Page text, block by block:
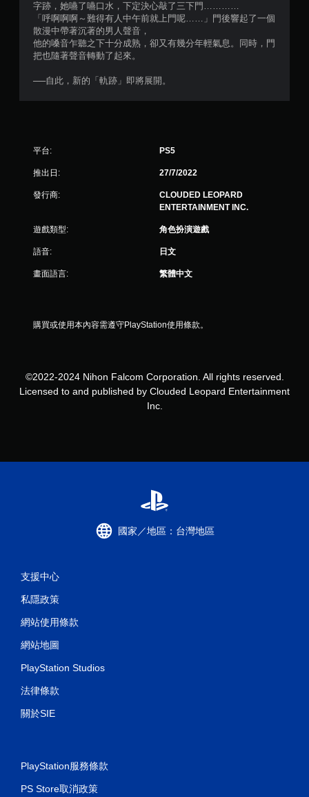
字跡，她嚥了嚥口水，下定決心敲了三下門…………
「呼啊啊啊～難得有人中午前就上門呢……」門後響起了一個
散漫中帶著沉著的男人聲音，
他的嗓音乍聽之下十分成熟，卻又有幾分年輕氣息。同時，門
把也隨著聲音轉動了起來。
──自此，新的「軌跡」即將展開。
平台: PS5
推出日: 27/7/2022
發行商:
CLOUDED LEOPARD
ENTERTAINMENT INC.
遊戲類型: 角色扮演遊戲
語音: 日文
畫面語言: 繁體中文
購買或使用本內容需遵守PlayStation使用條款。
©2022-2024 Nihon Falcom Corporation. All rights reserved.
Licensed to and published by Clouded Leopard Entertainment
Inc.
國家／地區：台灣地區
支援中心
私隱政策
網站使用條款
網站地圖
PlayStation Studios
法律條款
關於SIE
PlayStation服務條款
PS Store取消政策